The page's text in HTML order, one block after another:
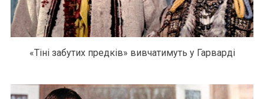
«Тіні забутих предків» вивчатимуть у Гарварді